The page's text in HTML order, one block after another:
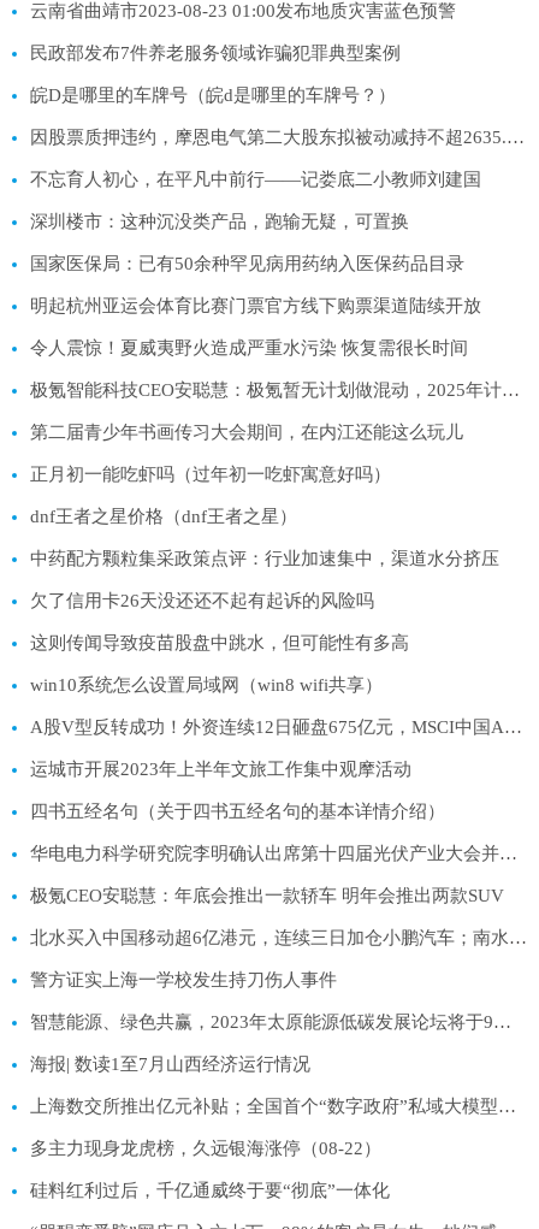
云南省曲靖市2023-08-23 01:00发布地质灾害蓝色预警
民政部发布7件养老服务领域诈骗犯罪典型案例
皖D是哪里的车牌号（皖d是哪里的车牌号？）
因股票质押违约，摩恩电气第二大股东拟被动减持不超2635.2万股
不忘育人初心，在平凡中前行——记娄底二小教师刘建国
深圳楼市：这种沉没类产品，跑输无疑，可置换
国家医保局：已有50余种罕见病用药纳入医保药品目录
明起杭州亚运会体育比赛门票官方线下购票渠道陆续开放
令人震惊！夏威夷野火造成严重水污染 恢复需很长时间
极氪智能科技CEO安聪慧：极氪暂无计划做混动，2025年计划实现65万辆销量
第二届青少年书画传习大会期间，在内江还能这么玩儿
正月初一能吃虾吗（过年初一吃虾寓意好吗）
dnf王者之星价格（dnf王者之星）
中药配方颗粒集采政策点评：行业加速集中，渠道水分挤压
欠了信用卡26天没还还不起有起诉的风险吗
这则传闻导致疫苗股盘中跳水，但可能性有多高
win10系统怎么设置局域网（win8 wifi共享）
A股V型反转成功！外资连续12日砸盘675亿元，MSCI中国A50ETF(560050)探底回升收涨0.93%，大幅放量，再收长下影线！
运城市开展2023年上半年文旅工作集中观摩活动
四书五经名句（关于四书五经名句的基本详情介绍）
华电电力科学研究院李明确认出席第十四届光伏产业大会并发表演讲
极氪CEO安聪慧：年底会推出一款轿车 明年会推出两款SUV
北水买入中国移动超6亿港元，连续三日加仓小鹏汽车；南水抛售隆基绿能超12亿元
警方证实上海一学校发生持刀伤人事件
智慧能源、绿色共赢，2023年太原能源低碳发展论坛将于9月6日至8日举办
海报| 数读1至7月山西经济运行情况
上海数交所推出亿元补贴；全国首个“数字政府”私域大模型正式发布；快手大模型“快意”开启内测 | 零壹日报
多主力现身龙虎榜，久远银海涨停（08-22）
硅料红利过后，千亿通威终于要“彻底”一体化